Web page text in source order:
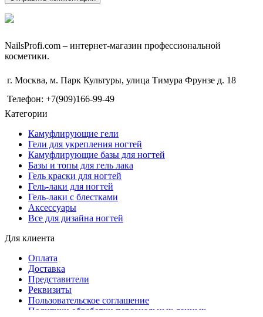
NailsРrofi.com – интернет-магазин профессиональной
косметики.
г. Москва, м. Парк Культуры, улица Тимура Фрунзе д. 18
Телефон: +7(909)166-99-49
Категории
Камуфлирующие гели
Гели для укрепления ногтей
Камуфлирующие базы для ногтей
Базы и топы для гель лака
Гель краски для ногтей
Гель-лаки для ногтей
Гель-лаки с блестками
Аксессуары
Все для дизайна ногтей
Для клиента
Оплата
Доставка
Представители
Реквизиты
Пользовательское соглашение
Политики обработки персональных данных